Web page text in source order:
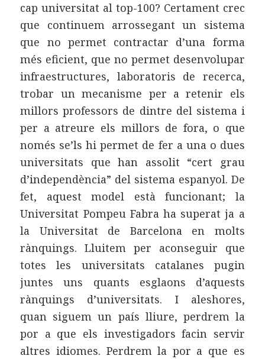
cap universitat al top-100? Certament crec
que continuem arrossegant un sistema
que no permet contractar d’una forma
més eficient, que no permet desenvolupar
infraestructures, laboratoris de recerca,
trobar un mecanisme per a retenir els
millors professors de dintre del sistema i
per a atreure els millors de fora, o que
només se’ls hi permet de fer a una o dues
universitats que han assolit “cert grau
d’independència” del sistema espanyol. De
fet, aquest model està funcionant; la
Universitat Pompeu Fabra ha superat ja a
la Universitat de Barcelona en molts
rànquings. Lluitem per aconseguir que
totes les universitats catalanes pugin
juntes uns quants esglaons d’aquests
rànquings d’universitats. I aleshores,
quan siguem un país lliure, perdrem la
por a que els investigadors facin servir
altres idiomes. Perdrem la por a que es